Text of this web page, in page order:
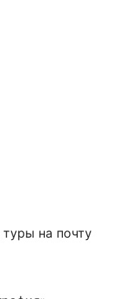
на почту